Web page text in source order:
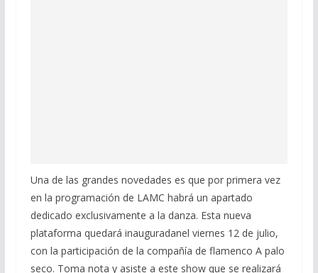
Una de las grandes novedades es que por primera vez
en la programación de LAMC habrá un apartado
dedicado exclusivamente a la danza. Esta nueva
plataforma quedará inauguradanel viernes 12 de julio,
con la participación de la compañía de flamenco A palo
seco. Toma nota y asiste a este show que se realizará